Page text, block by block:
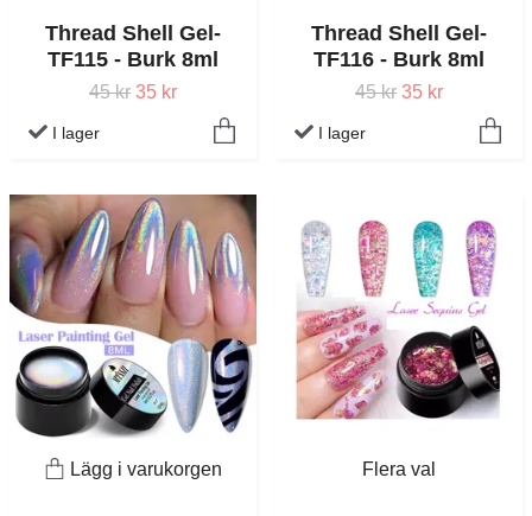
Thread Shell Gel-
TF115 - Burk 8ml
45 kr 35 kr
I lager
Thread Shell Gel-
TF116 - Burk 8ml
45 kr 35 kr
I lager
Lägg i varukorgen Flera val